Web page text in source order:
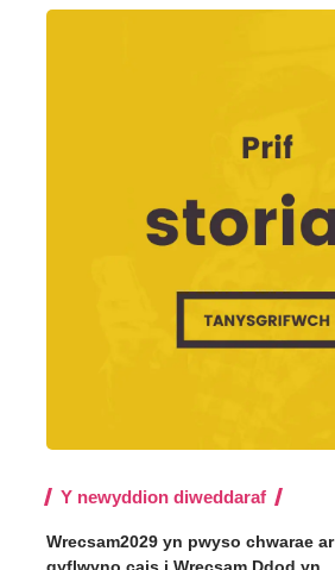
Y newyddion diweddaraf
Wrecsam2029 yn pwyso chwarae ar